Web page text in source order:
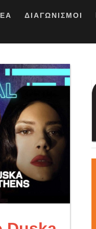
ΔΙΑΓΩΝΙΣΜΟΙ